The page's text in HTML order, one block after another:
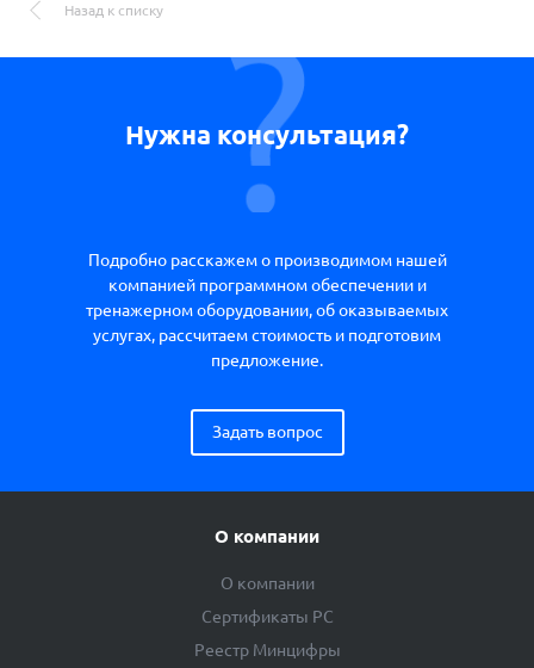
Назад к списку
Нужна консультация?
Подробно расскажем о производимом нашей
компанией программном обеспечении и
тренажерном оборудовании, об оказываемых
услугах, рассчитаем стоимость и подготовим
предложение.
Задать вопрос
О компании
О компании
Сертификаты РС
Реестр Минцифры